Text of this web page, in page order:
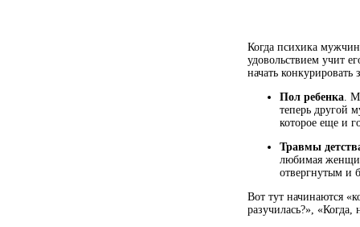
Когда психика
удовольствием учит
начать
Пол ребенка.
теперь другой
которое еще и
Травмы
любимая
отвергнутым и
Вот тут начинаются
разучилась?»,